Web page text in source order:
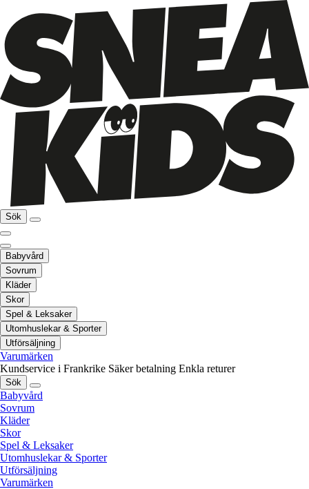
Sök
Babyvård
Sovrum
Kläder
Skor
Spel & Leksaker
Utomhuslekar & Sporter
Utförsäljning
Varumärken
Kundservice i Frankrike Säker betalning Enkla returer
Sök
Babyvård
Sovrum
Kläder
Skor
Spel & Leksaker
Utomhuslekar & Sporter
Utförsäljning
Varumärken